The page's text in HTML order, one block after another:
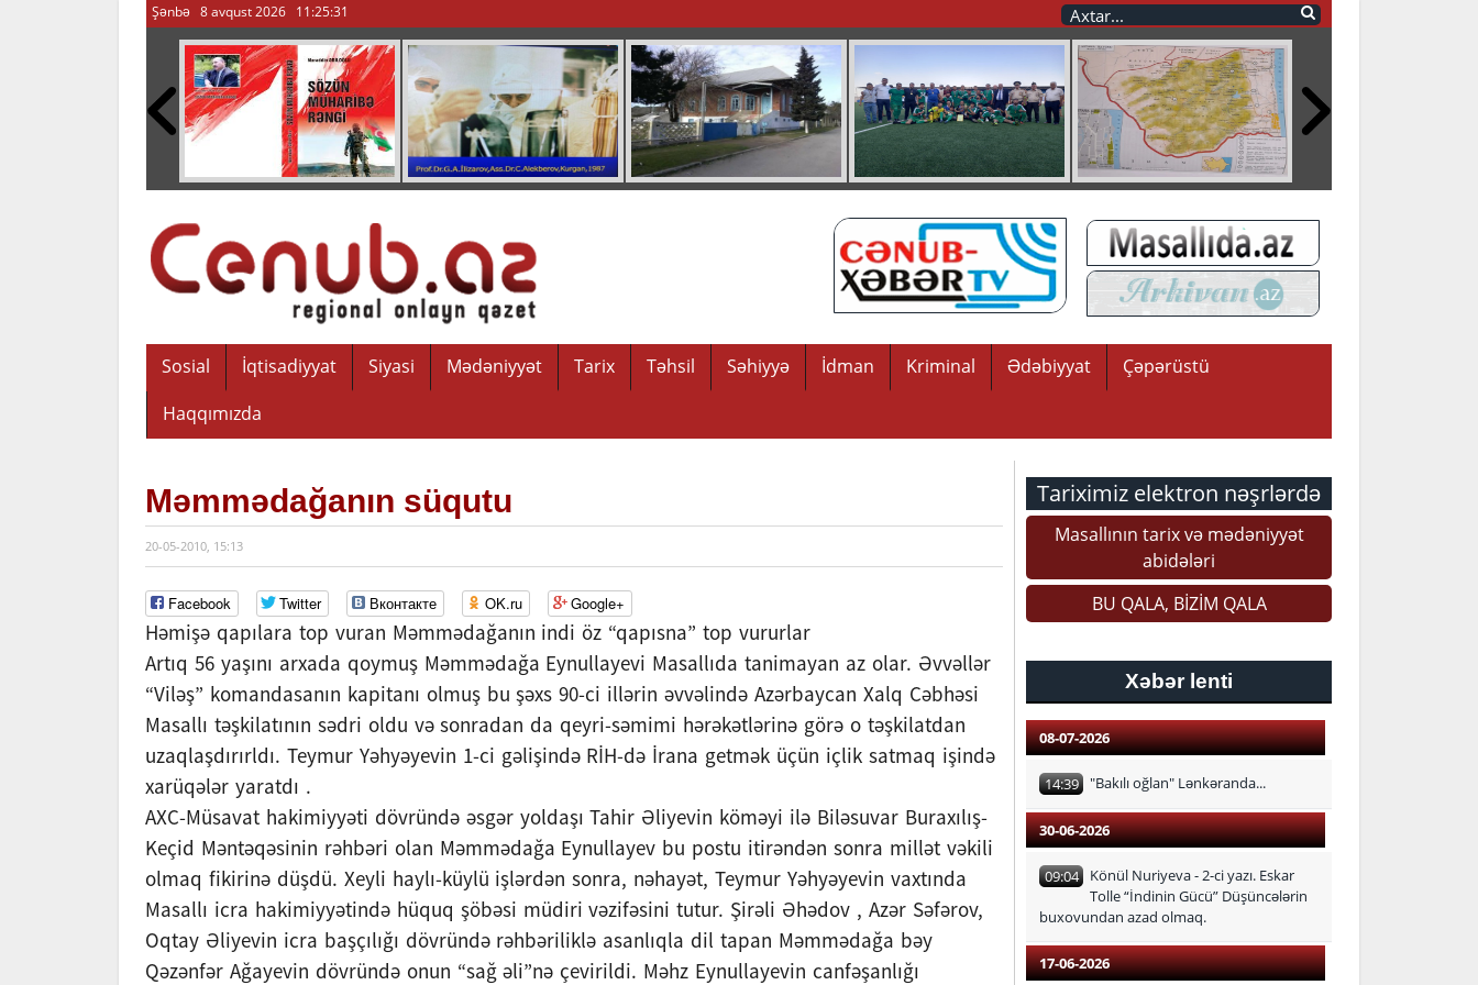
Şənbə 8 avqust 2026 11:25:32
Sosial İqtisadiyyat Siyasi Mədəniyyət Tarix Təhsil Səhiyyə İdman Kriminal Ədəbiyyat
Çəpərüstü
Haqqımızda
Məmmədağanın süqutu
20-05-2010, 15:13
Facebook Twitter Вконтакте OK.ru Google+
Həmişə qapılara top vuran Məmmədağanın indi öz “qapısna” top vururlar
Artıq 56 yaşını arxada qoymuş Məmmədağa Eynullayevi Masallıda tanimayan az olar. Əvvəllər
“Viləş” komandasanın kapitanı olmuş bu şəxs 90-ci illərin əvvəlində Azərbaycan Xalq Cəbhəsi
Masallı təşkilatının sədri oldu və sonradan da qeyri-səmimi hərəkətlərinə görə o təşkilatdan
uzaqlaşdırırldı. Teymur Yəhyəyevin 1-ci gəlişində RİH-də İrana getmək üçün içlik satmaq işində
xarüqələr yaratdı .
AXC-Müsavat hakimiyyəti dövründə əsgər yoldaşı Tahir Əliyevin köməyi ilə Biləsuvar Buraxılış-
Keçid Məntəqəsinin rəhbəri olan Məmmədağa Eynullayev bu postu itirəndən sonra millət vəkili
olmaq fikirinə düşdü. Xeyli haylı-küylü işlərdən sonra, nəhayət, Teymur Yəhyəyevin vaxtında
Masallı icra hakimiyyətində hüquq şöbəsi müdiri vəzifəsini tutur. Şirəli Əhədov , Azər Səfərov,
Oqtay Əliyevin icra başçılığı dövründə rəhbəriliklə asanlıqla dil tapan Məmmədağa bəy
Qəzənfər Ağayevin dövründə onun “sağ əli”nə çevirildi. Məhz Eynullayevin canfəşanlığı
Tariximiz elektron nəşrlərdə
Masallının tarix və mədəniyyət
abidələri
BU QALA, BİZİM QALA
Xəbər lenti
08-07-2026
14:39 "Bakılı oğlan" Lənkəranda...
30-06-2026
09:04
Könül Nuriyeva - 2-ci yazı. Eskar
Tolle “İndinin Gücü” Düşüncələrin
buxovundan azad olmaq.
17-06-2026